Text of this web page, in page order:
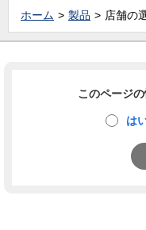
ホーム 製品 店舗の
このページ
は